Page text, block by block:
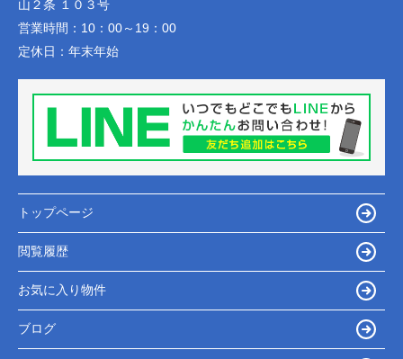
山２条 １０３号
営業時間： 10：00～19：00
定休日： 年末年始
トップページ
閲覧履歴
お気に入り物件
ブログ